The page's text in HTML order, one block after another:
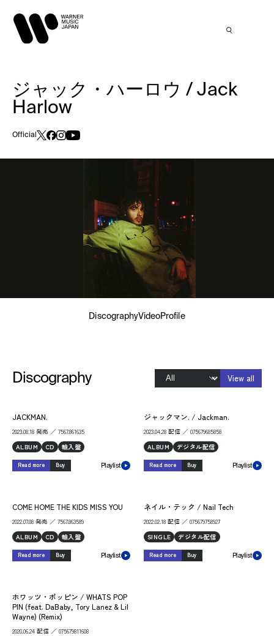
ジャック・ハーロウ / Jack
Harlow
Official
DiscographyVideoProfile
Discography View all
JACKMAN.
2023.08.18 発売 ／ 7567.861635
ALBUM
CD 輸入盤
Read more Buy Playlist
ジャックマン. / Jackman.
2023.04.28 配信 ／ 075679685858
ALBUM
デジタル配信
Read more Buy Playlist
COME HOME THE KIDS MISS YOU
2022.07.08 発売 ／ 7567.863589
ALBUM
CD 輸入盤
Read more Buy Playlist
ネイル・テック / Nail Tech
2022.02.18 配信 ／ 075679758927
SINGLE
デジタル配信
Read more Buy Playlist
ホワッツ・ポッピン / WHATS POP
PIN (feat. DaBaby, Tory Lanez & Lil
Wayne) (Remix)
2020.06.24 配信 ／ 075679811608